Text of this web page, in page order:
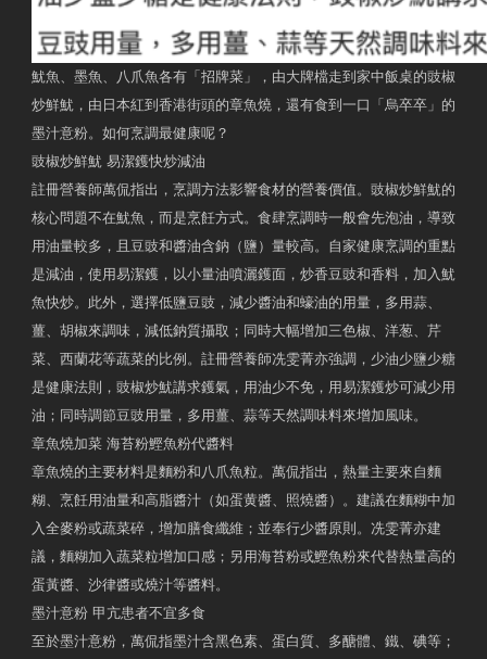
魷魚、墨魚、八爪魚各有「招牌菜」，由大牌檔走到家中飯桌的豉椒
炒鮮魷，由日本紅到香港街頭的章魚燒，還有食到一口「烏卒卒」的
墨汁意粉。如何烹調最健康呢？
豉椒炒鮮魷 易潔鑊快炒減油
註冊營養師萬侃指出，烹調方法影響食材的營養價值。豉椒炒鮮魷的
核心問題不在魷魚，而是烹飪方式。食肆烹調時一般會先泡油，導致
用油量較多，且豆豉和醬油含鈉（鹽）量較高。自家健康烹調的重點
是減油，使用易潔鑊，以小量油噴灑鑊面，炒香豆豉和香料，加入魷
魚快炒。此外，選擇低鹽豆豉，減少醬油和蠔油的用量，多用蒜、
薑、胡椒來調味，減低鈉質攝取；同時大幅增加三色椒、洋葱、芹
菜、西蘭花等蔬菜的比例。註冊營養師冼雯菁亦強調，少油少鹽少糖
是健康法則，豉椒炒魷講求鑊氣，用油少不免，用易潔鑊炒可減少用
油；同時調節豆豉用量，多用薑、蒜等天然調味料來增加風味。
章魚燒加菜 海苔粉鰹魚粉代醬料
章魚燒的主要材料是麵粉和八爪魚粒。萬侃指出，熱量主要來自麵
糊、烹飪用油量和高脂醬汁（如蛋黄醬、照燒醬）。建議在麵糊中加
入全麥粉或蔬菜碎，增加膳食纖維；並奉行少醬原則。冼雯菁亦建
議，麵糊加入蔬菜粒增加口感；另用海苔粉或鰹魚粉來代替熱量高的
蛋黃醬、沙律醬或燒汁等醬料。
墨汁意粉 甲亢患者不宜多食
至於墨汁意粉，萬侃指墨汁含黑色素、蛋白質、多醣體、鐵、碘等；